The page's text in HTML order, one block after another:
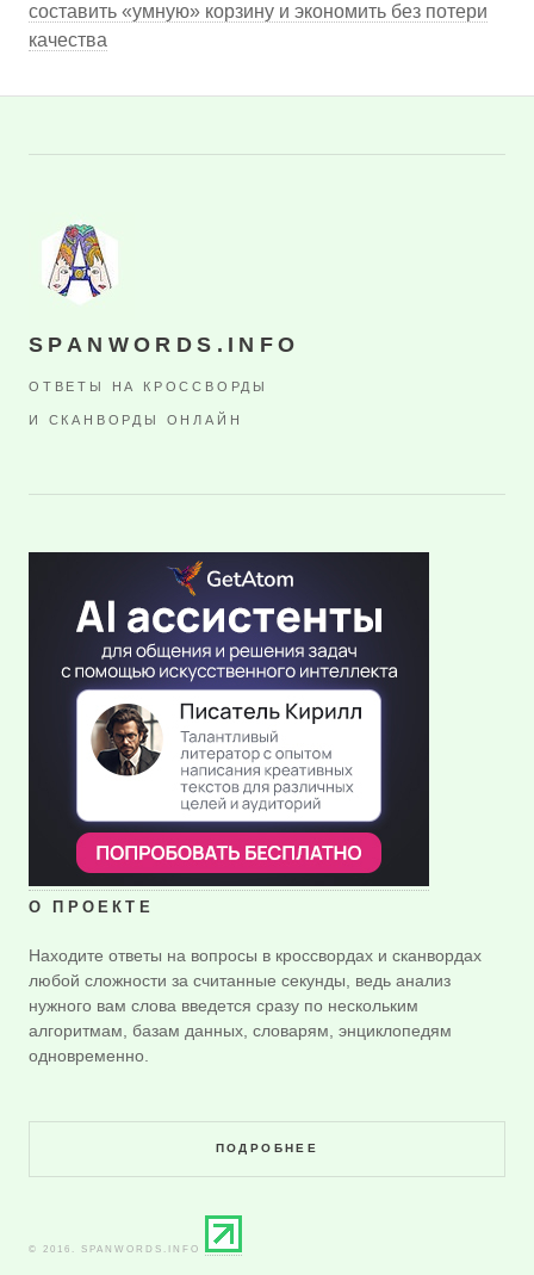
составить «умную» корзину и экономить без потери
качества
SPANWORDS.INFO
ОТВЕТЫ НА КРОССВОРДЫ
И СКАНВОРДЫ ОНЛАЙН
О ПРОЕКТЕ
Находите ответы на вопросы в кроссвордах и сканвордах
любой сложности за считанные секунды, ведь анализ
нужного вам слова введется сразу по нескольким
алгоритмам, базам данных, словарям, энциклопедям
одновременно.
ПОДРОБНЕЕ
© 2016. SPANWORDS.INFO